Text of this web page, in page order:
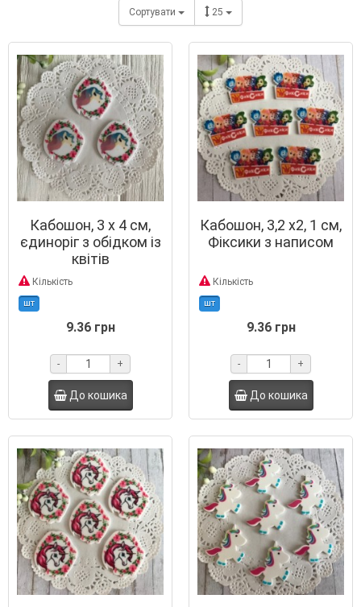
Сортувати 25
Кабошон, 3 х 4 см,
єдиноріг з обідком із
квітів
Кількість
шт
9.36 грн
- +
До кошика
Кабошон, 3,2 х2, 1 см,
Фіксики з написом
Кількість
шт
9.36 грн
- +
До кошика